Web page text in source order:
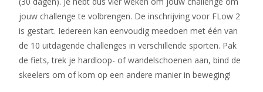
jouw challenge te volbrengen. De inschrijving voor FLow 2
is gestart. Iedereen kan eenvoudig meedoen met één van
de 10 uitdagende challenges in verschillende sporten. Pak
de fiets, trek je hardloop- of wandelschoenen aan, bind de
skeelers om of kom op een andere manier in beweging!